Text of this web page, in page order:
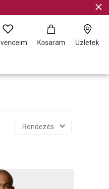
Kosaram Üzletek
Rendezés